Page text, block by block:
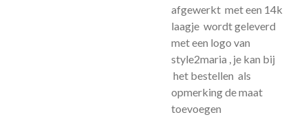
afgewerkt met een 14k
laagje wordt geleverd
met een logo van
style2maria , je kan bij
het bestellen als
opmerking de maat
toevoegen